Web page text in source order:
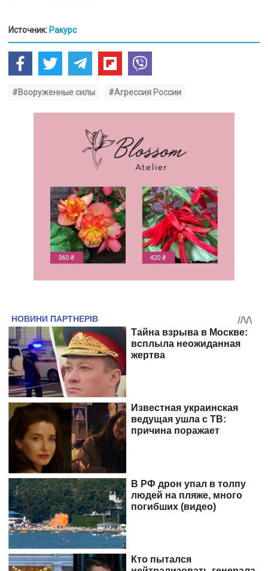
Источник: Ракурс
#Вооруженные силы #Агрессия России